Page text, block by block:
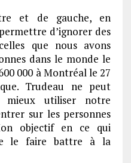
et de gauche, en
d’ignorer des
que nous avons
dans le monde le
000 à Montréal le 27
Trudeau ne peut
mieux utiliser notre
sur les personnes
objectif en ce qui
le faire battre à la